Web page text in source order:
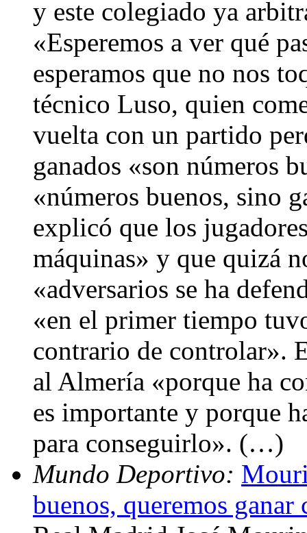
y este colegiado ya
«Esperemos a ver qué
esperamos que no nos
técnico Luso, quien
vuelta con un partido
ganados «son números
«números buenos, sino
explicó que los
máquinas» y que quizá
«adversarios se ha
«en el primer tiempo
contrario de controlar».
al Almería «porque ha
es importante y porque
para conseguirlo». (…)
Mundo Deportivo:
buenos, queremos